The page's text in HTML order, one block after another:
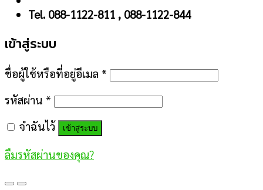
Tel. 088-1122-811 , 088-1122-844
เข้าสู่ระบบ
ชื่อผู้ใช้หรือที่อยู่อีเมล *
รหัสผ่าน *
จำฉันไว้
เข้าสู่ระบบ
ลืมรหัสผ่านของคุณ?